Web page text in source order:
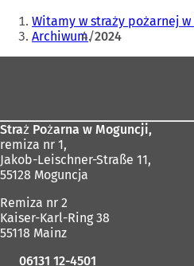
Jesteś
tutaj:
Witamy w straży pożarnej w
Archiwum 2024
Straż Pożarna w Moguncji,
remiza nr 1,
Jakob-Leischner-Straße 11,
55128 Moguncja
Remiza nr 2
Kaiser-Karl-Ring 38
55118 Mainz
06131 12-4501